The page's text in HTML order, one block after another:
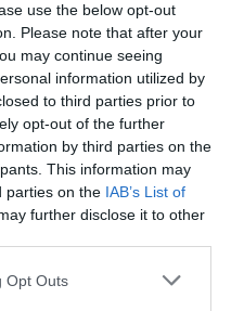
use the below opt-out
Please note that after your
may continue seeing
information utilized by
to third parties prior to
opt-out of the further
by third parties on the
This information may
parties on the IAB’s List of
further disclose it to other
Opt Outs
i el que tenim
normativa tindrà
Ningú inverteix si
i té efectes ja, s'estan
un munt
als temps que
ningú presentarà